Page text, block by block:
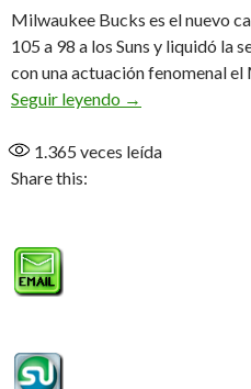
Milwaukee Bucks es el nuevo
105 a 98 a los Suns y liquidó la
con una actuación fenomenal el
Seguir leyendo
Bucks campeón
→
1.365 veces leída
Share this: